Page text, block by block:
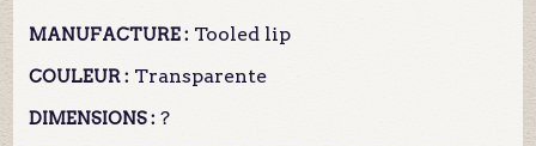
MANUFACTURE : Tooled lip
COULEUR : Transparente
DIMENSIONS : ?